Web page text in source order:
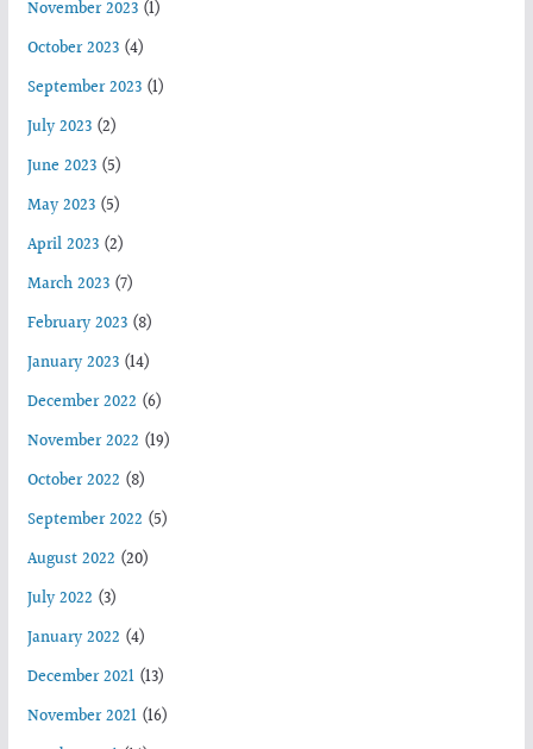
November 2023(1)
October 2023(4)
September 2023(1)
July 2023(2)
June 2023(5)
May 2023(5)
April 2023(2)
March 2023(7)
February 2023(8)
January 2023(14)
December 2022 (6)
November 2022 (19)
October 2022 (8)
September 2022 (5)
August 2022 (20)
July 2022 (3)
January 2022 (4)
December 2021(13)
November 2021(16)